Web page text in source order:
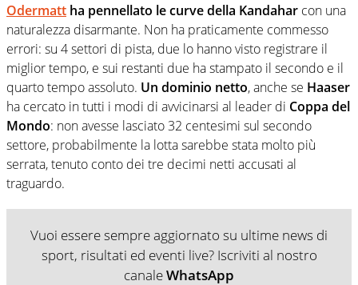
Odermatt ha pennellato le curve della Kandahar con una
naturalezza disarmante. Non ha praticamente commesso
errori: su 4 settori di pista, due lo hanno visto registrare il
miglior tempo, e sui restanti due ha stampato il secondo e il
quarto tempo assoluto. Un dominio netto, anche se Haaser
ha cercato in tutti i modi di avvicinarsi al leader di Coppa del
Mondo: non avesse lasciato 32 centesimi sul secondo
settore, probabilmente la lotta sarebbe stata molto più
serrata, tenuto conto dei tre decimi netti accusati al
traguardo.
Vuoi essere sempre aggiornato su ultime news di
sport, risultati ed eventi live? Iscriviti al nostro
canaleWhatsApp